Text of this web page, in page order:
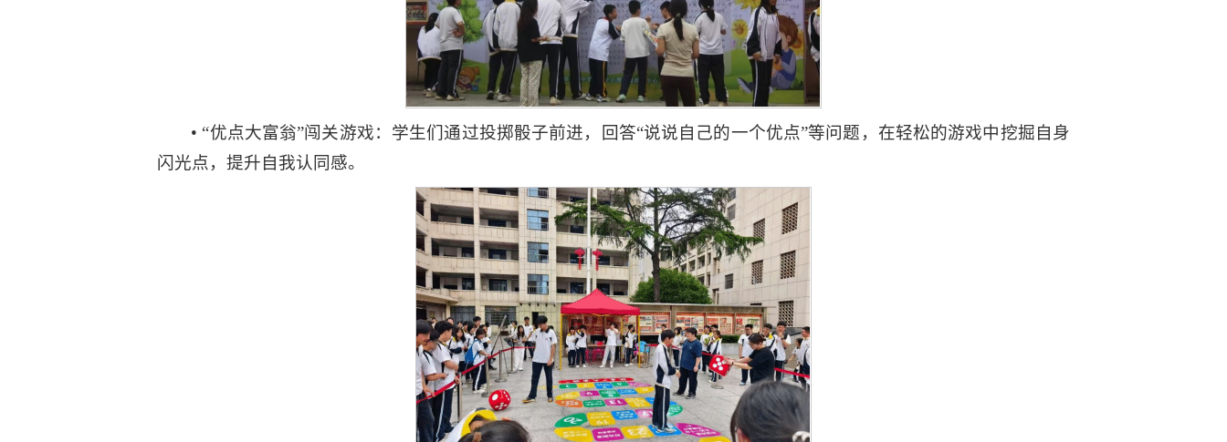
• “优点大富翁”闯关游戏：学生们通过投掷骰子前进，回答“说说自己的一个优点”等问题，在轻松的游戏中挖掘自身
闪光点，提升自我认同感。